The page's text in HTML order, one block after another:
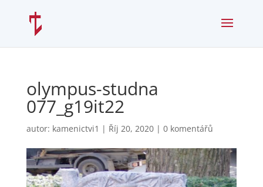
olympus-studna
077_g19it22
autor: kamenictvi1 | Říj 20, 2020| 0 komentářů